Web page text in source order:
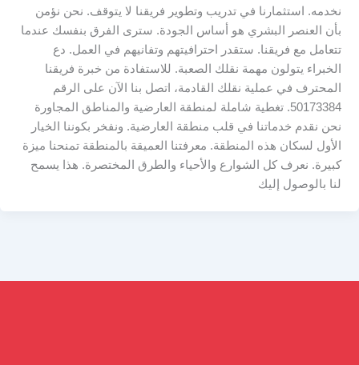
نخدمه. استثمارنا في تدريب وتطوير فريقنا لا يتوقف. نحن نؤمن
بأن العنصر البشري هو أساس الجودة. سترى الفرق بنفسك عندما
تتعامل مع فريقنا. ستقدر احترافيتهم وتفانيهم في العمل. دع
الخبراء يتولون مهمة نقلك الصعبة. للاستفادة من خبرة فريقنا
المحترف في عملية نقلك القادمة، اتصل بنا الآن على الرقم
50173384. تغطية شاملة لمنطقة العارضية والمناطق المجاورة
نحن نقدم خدماتنا في قلب منطقة العارضية. ونفخر بكوننا الخيار
الأول لسكان هذه المنطقة. معرفتنا العميقة بالمنطقة تمنحنا ميزة
كبيرة. نعرف كل الشوارع والأحياء والطرق المختصرة. هذا يسمح
لنا بالوصول إليك